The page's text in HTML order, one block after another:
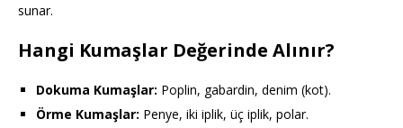
sunar.
Hangi Kumaşlar Değerinde Alınır?
Dokuma Kumaşlar: Poplin, gabardin, denim (kot).
Örme Kumaşlar: Penye, iki iplik, üç iplik, polar.